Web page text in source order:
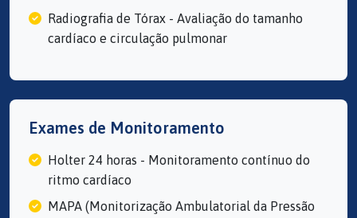
Radiografia de Tórax - Avaliação do tamanho
cardíaco e circulação pulmonar
Exames de Monitoramento
Holter 24 horas - Monitoramento contínuo do
ritmo cardíaco
MAPA (Monitorização Ambulatorial da Pressão